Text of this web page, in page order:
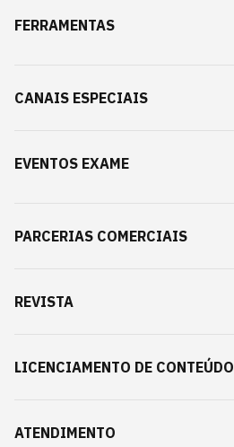
FERRAMENTAS
CANAIS ESPECIAIS
EVENTOS EXAME
PARCERIAS COMERCIAIS
REVISTA
LICENCIAMENTO DE CONTEÚDO
ATENDIMENTO